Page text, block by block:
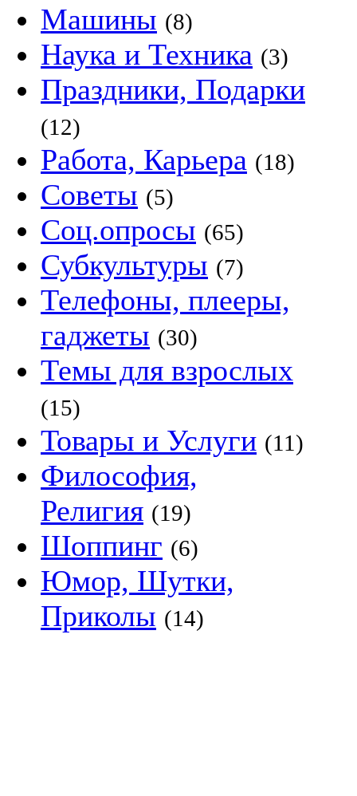
Машины (8)
Наука и Техника (3)
Праздники, Подарки
(12)
Работа, Карьера (18)
Советы (5)
Соц.опросы (65)
Субкультуры (7)
Телефоны, плееры,
гаджеты (30)
Темы для взрослых
(15)
Товары и Услуги (11)
Философия,
Религия (19)
Шоппинг (6)
Юмор, Шутки,
Приколы (14)